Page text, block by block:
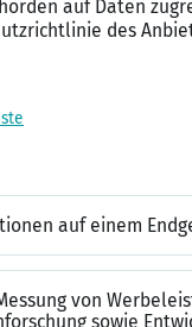
in dem jeweiligen
sei es, Plattformen
Riechel.
«So